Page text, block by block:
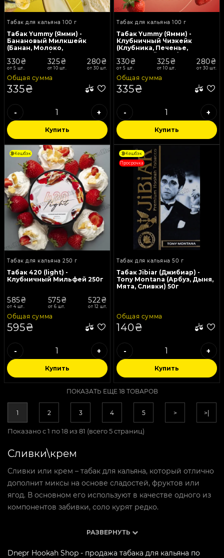
Табак для кальяна 100 г
Табак Yummy (Ямми) -
Банановый Милкшейк
(Банан, Молоко,
Мороженое) 100г
330₴
от 5 шт.
325₴
от 10 шт.
280₴
от 30 шт.
Общая сумма
335₴
- +
Купить
Табак для кальяна 100 г
Табак Yummy (Ямми) -
Клубничный Чизкейк
(Клубника, Печенье,
Творожный крем) 100г
330₴
от 5 шт.
325₴
от 10 шт.
280₴
от 30 шт.
Общая сумма
335₴
- +
Купить
Кешбэк
Табак для кальяна 250 г
Табак 420 (light) -
Клубничный Мильфей 250г
585₴
от 4 шт.
575₴
от 6 шт.
522₴
от 12 шт.
Общая сумма
595₴
- +
Купить
Кешбэк
Просрочка
Табак для кальяна 50 г
Табак Jibiar (Джибиар) -
Tony Montana (Арбуз, Дыня,
Мята, Сливки) 50г
Общая сумма
140₴
- +
Купить
ПОКАЗАТЬ ЕЩЕ 18 ТОВАРОВ
1 2 3 4 5 > >|
Показано с 1 по 18 из 81 (всего 5 страниц)
Сливки\крем
Сливки или крем – табак для кальяна, который отлично
дополнит миксы на основе сладостей, фруктов или
ягод. В основном его используют в качестве одного из
компонентов забивки, соло курят редко.
Что предлагает наш магазин?
РАЗВЕРНУТЬ
Dnepr Hookah Shop - продажа табака для кальяна по